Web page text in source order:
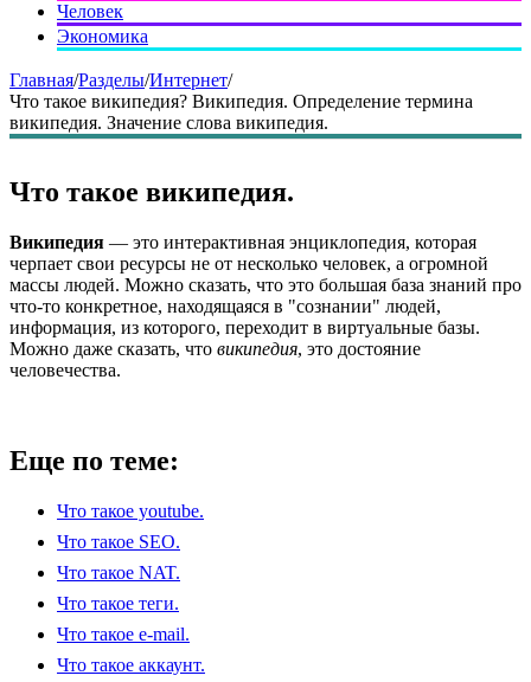
Человек
Экономика
Главная/Разделы/Интернет/
Что такое википедия? Википедия. Определение термина
википедия. Значение слова википедия.
Что такое википедия.
Википедия — это интерактивная энциклопедия, которая
черпает свои ресурсы не от несколько человек, а огромной
массы людей. Можно сказать, что это большая база знаний про
что-то конкретное, находящаяся в "сознании" людей,
информация, из которого, переходит в виртуальные базы.
Можно даже сказать, что википедия, это достояние
человечества.
Еще по теме:
Что такое youtube.
Что такое SEO.
Что такое NAT.
Что такое теги.
Что такое e-mail.
Что такое аккаунт.